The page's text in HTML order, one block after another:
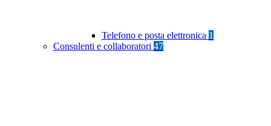
Telefono e posta elettronica 1
Consulenti e collaboratori 47